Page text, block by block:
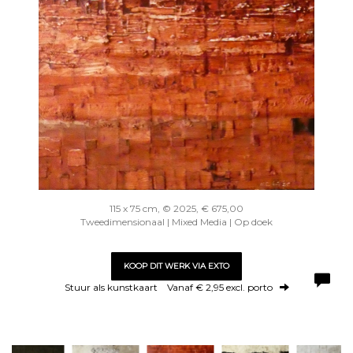
115 x 75 cm, © 2025, € 675,00
Tweedimensionaal | Mixed Media | Op doek
KOOP DIT WERK VIA EXTO
Stuur als kunstkaart Vanaf € 2,95 excl. porto